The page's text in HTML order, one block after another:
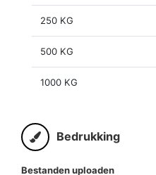
250 KG
500 KG
1000 KG
Bedrukking
Bestanden uploaden